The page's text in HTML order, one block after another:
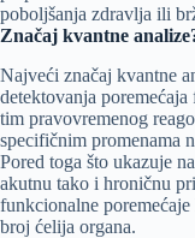
poboljšanja zdravlja ili
Značaj kvantne
Najveći značaj kvantne
detektovanja
tim pravovremenog
specifičnim promenama
Pored toga što ukazuje
akutnu tako i hroničnu
funkcionalne
broj ćelija organa.